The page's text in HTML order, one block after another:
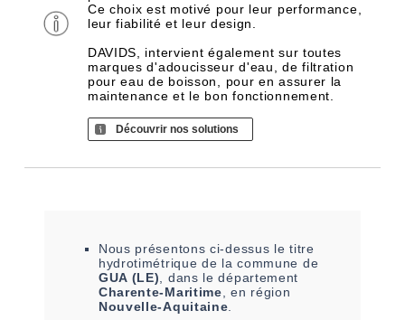
Ce choix est motivé pour leur performance,
leur fiabilité et leur design.
DAVIDS, intervient également sur toutes
marques d'adoucisseur d'eau, de filtration
pour eau de boisson, pour en assurer la
maintenance et le bon fonctionnement.
Découvrir nos solutions
Nous présentons ci-dessus le titre
hydrotimétrique de la commune de
GUA (LE) , dans le département
Charente-Maritime , en région
Nouvelle-Aquitaine